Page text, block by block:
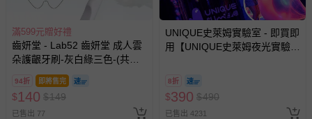
滿599元贈好禮
齒妍堂 - Lab52 齒妍堂 成人雲
朵護齦牙刷-灰白綠三色-(共三
94折 即將售完
$140 $149
已售出 77
UNIQUE史萊姆實驗室 - 即買即
用【UNIQUE史萊姆夜光實驗室
訂單編號兌換，逾期作廢) (大
人小孩均一價(3歲以上需購票))
8折
$390 $490
已售出 4231